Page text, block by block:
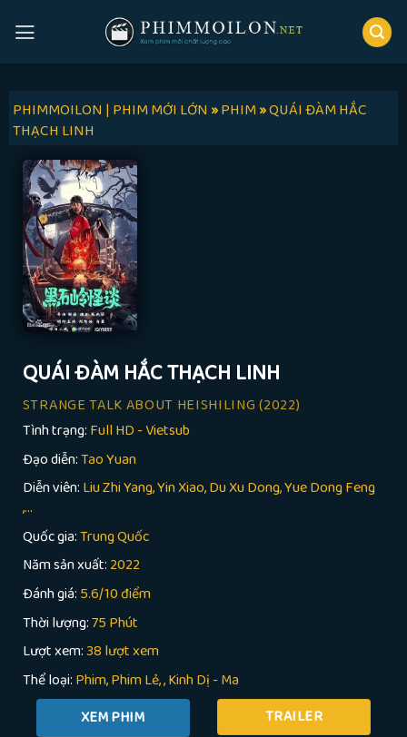
PHIMMOILON | PHIM MỚI LỚN»PHIM»QUÁI ĐÀM HẮC
THẠCH LINH
QUÁI ĐÀM HẮC THẠCH LINH
STRANGE TALK ABOUT HEISHILING (2022)
Tình trạng: Full HD - Vietsub
Đạo diễn:Tao Yuan
Diễn viên: Liu Zhi Yang, Yin Xiao, Du Xu Dong, Yue Dong Feng
,...
Quốc gia:Trung Quốc
Năm sản xuất: 2022
Đánh giá: 5.6/10 điểm
Thời lượng:75 Phút
Lượt xem:38 lượt xem
Thể loại: Phim Phim Lẻ ,Kinh Dị - Ma
TRAILER